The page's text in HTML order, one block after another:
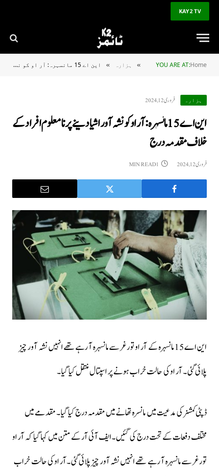
KAY2 TV
YOU ARE AT:Home
» ہزارہ » این اے 15 مانسہرہ: آر او کو نشہ آور اشیا دینے پر نامعلوم افراد کے خلاف مقدمہ درج
ہزارہ فروری 12, 2024
این اے 15 مانسہرہ: آر او کو نشہ آور اشیا دینے پر نامعلوم افراد کے
خلاف مقدمہ درج
فروری 12, 2024 1 MIN READ
این اے 15 مانسہرہ کے آر او تورغر سے مانسہرہ آ رہے تھے انہیں نشہ آور چیز
پلائی گئی۔ آر او کی حالت خراب ہونے پر اسپتال منتقل کیا گیا۔
ڈپٹی کمشنر کی مدعیت میں مانسرہ تھانے میں مقدمہ درج کیا گیا۔ مقدمے میں
مختلف دفعات کے تحت درج کی گئیں۔ایف آئی آر کے متن میں کہا گیا کہ آر او
تورغر سے مانسہرہ آ رہے تھے انہیں نشہ آور چیز پلائی گئی۔آر او کی حالت خراب